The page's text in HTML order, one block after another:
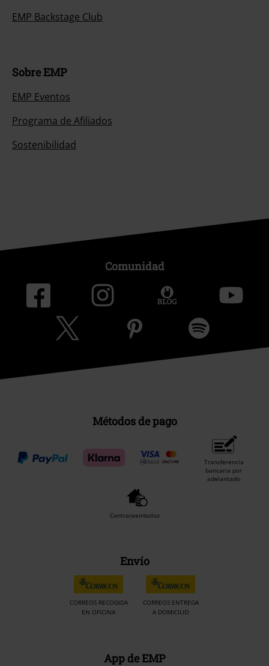
EMP Backstage Club
Sobre EMP
EMP Eventos
Programa de Afiliados
Sostenibilidad
Comunidad
Métodos de pago
Transferencia
bancaria por
adelantado
Contrareembolso
Envío
CORREOS RECOGIDA
EN OFICINA
CORREOS ENTREGA
A DOMICILIO
App de EMP